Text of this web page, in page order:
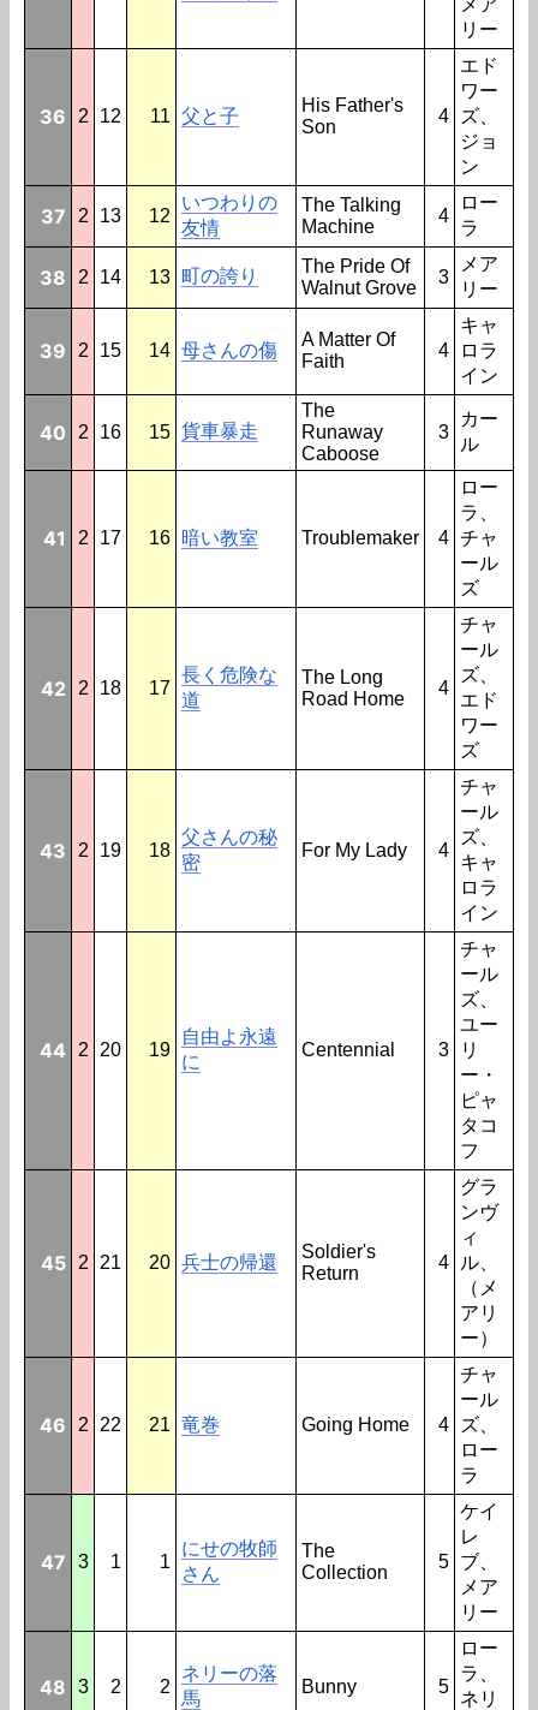
リー
36 2 12 11 父と子
His Father's
Son
4
エド
ワー
ズ、
ジョ
ン
37 2 13 12
いつわりの
友情
The Talking
Machine
4
ロー
ラ
38 2 14 13 町の誇り
The Pride Of
Walnut Grove
3
メア
リー
39 2 15 14 母さんの傷
A Matter Of
Faith
4
キャ
ロラ
イン
40 2 16 15 貨車暴走
The
Runaway
Caboose
3
カー
ル
41 2 17 16 暗い教室 Troublemaker 4
ロー
ラ、
チャ
ール
ズ
42 2 18 17
長く危険な
道
The Long
Road Home
4
チャ
ール
ズ、
エド
ワー
ズ
43 2 19 18
父さんの秘
密
For My Lady 4
チャ
ール
ズ、
キャ
ロラ
イン
44 2 20 19
自由よ永遠
に
Centennial 3
チャ
ール
ズ、
ユー
リ
ー・
ピャ
タコ
フ
45 2 21 20 兵士の帰還
Soldier's
Return
4
グラ
ンヴ
ィ
ル、
（メ
アリ
ー）
46 2 22 21 竜巻 Going Home 4
チャ
ール
ズ、
ロー
ラ
47 3 1 1
にせの牧師
さん
The
Collection
5
ケイ
レ
ブ、
メア
リー
48 3 2 2
ネリーの落
馬
Bunny 5
ロー
ラ、
ネリ